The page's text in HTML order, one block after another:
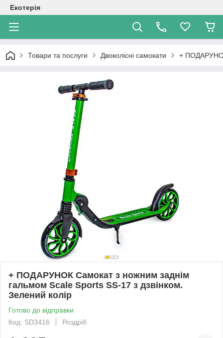
Екотерія
Товари та послуги Двоколісні самокати + ПОДАРУНОК
+ ПОДАРУНОК Самокат з ножним заднім
гальмом Scale Sports SS-17 з дзвінком.
Зелений колір
Готово до відправки
Код: SD3416
Роздріб